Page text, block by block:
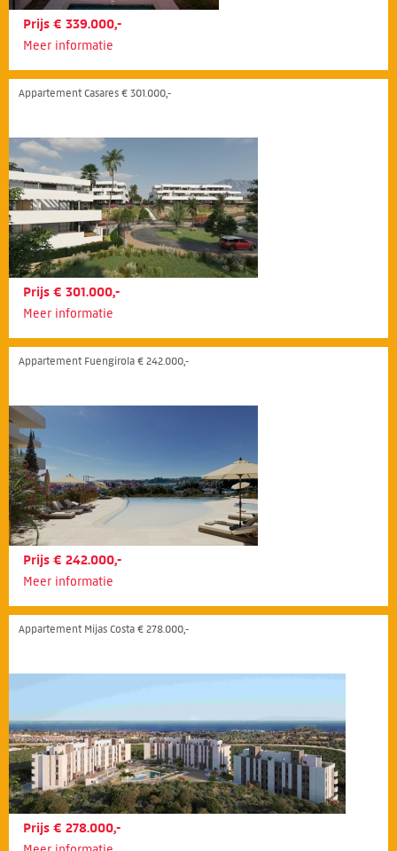
Prijs € 339.000,-
Meer informatie
Appartement Casares € 301.000,-
Prijs € 301.000,-
Meer informatie
Appartement Fuengirola € 242.000,-
Prijs € 242.000,-
Meer informatie
Appartement Mijas Costa € 278.000,-
Prijs € 278.000,-